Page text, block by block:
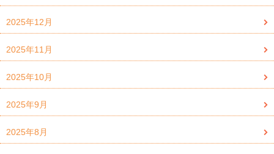
2025年12月
2025年11月
2025年10月
2025年9月
2025年8月